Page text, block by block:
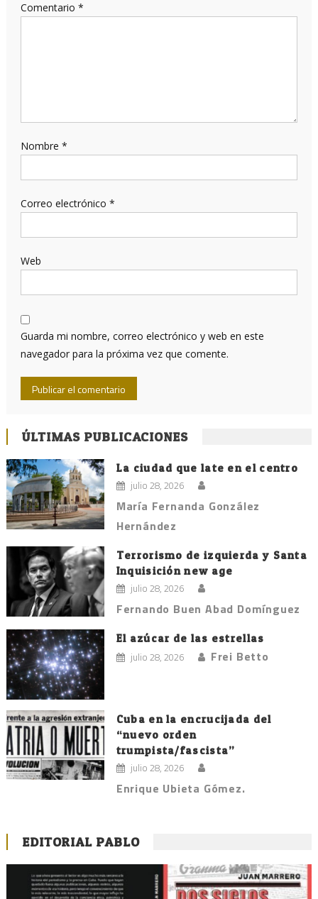
Comentario *
Nombre *
Correo electrónico *
Web
Guarda mi nombre, correo electrónico y web en este
navegador para la próxima vez que comente.
ÚLTIMAS PUBLICACIONES
La ciudad que late en el centro
julio 28, 2026
María Fernanda González
Hernández
Terrorismo de izquierda y Santa
Inquisición new age
julio 28, 2026
Fernando Buen Abad Domínguez
El azúcar de las estrellas
julio 28, 2026 Frei Betto
Cuba en la encrucijada del
“nuevo orden
trumpista/fascista”
julio 28, 2026
Enrique Ubieta Gómez.
EDITORIAL PABLO